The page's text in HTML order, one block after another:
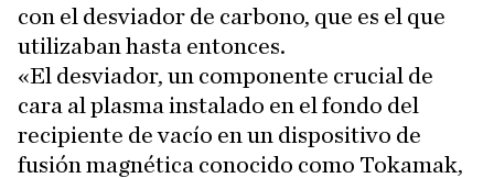
con el desviador de carbono, que es el que
utilizaban hasta entonces.
«El desviador, un componente crucial de
cara al plasma instalado en el fondo del
recipiente de vacío en un dispositivo de
fusión magnética conocido como Tokamak,